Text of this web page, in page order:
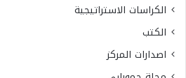
الكراسات الاستراتيجية
الكتب
اصدارات المركز